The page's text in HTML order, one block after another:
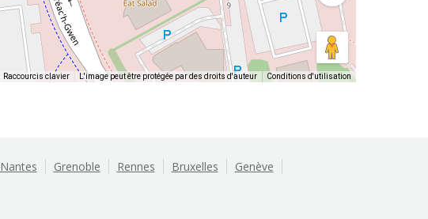
Raccourcis clavier L'image peut être protégée par des droits d'auteur Conditions d'utilisation
Nantes Grenoble Rennes Bruxelles Genève